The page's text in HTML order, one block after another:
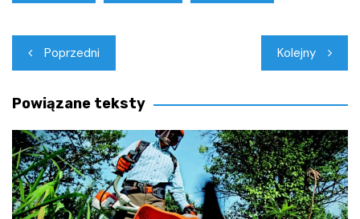
Nawigacja
wpisu
Poprzedni Kolejny
Powiązane teksty